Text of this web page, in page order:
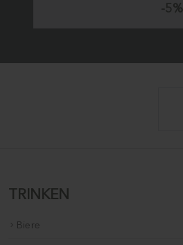
-5%
TRINKEN
Biere